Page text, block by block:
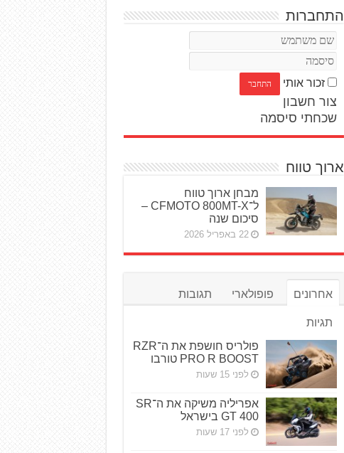
התחברות
זכור אותי
צור חשבון
שכחתי סיסמה
ארוך טווח
מבחן ארוך טווח
ל־CFMOTO 800MT-X –
סיכום שנה
22 באפריל 2026
אחרונים פופולארי תגובות
תגיות
פולריס חושפת את ה־RZR
PRO R BOOST טורבו
לפני 15 שעות
אפריליה משיקה את ה־SR
GT 400 בישראל
לפני 17 שעות